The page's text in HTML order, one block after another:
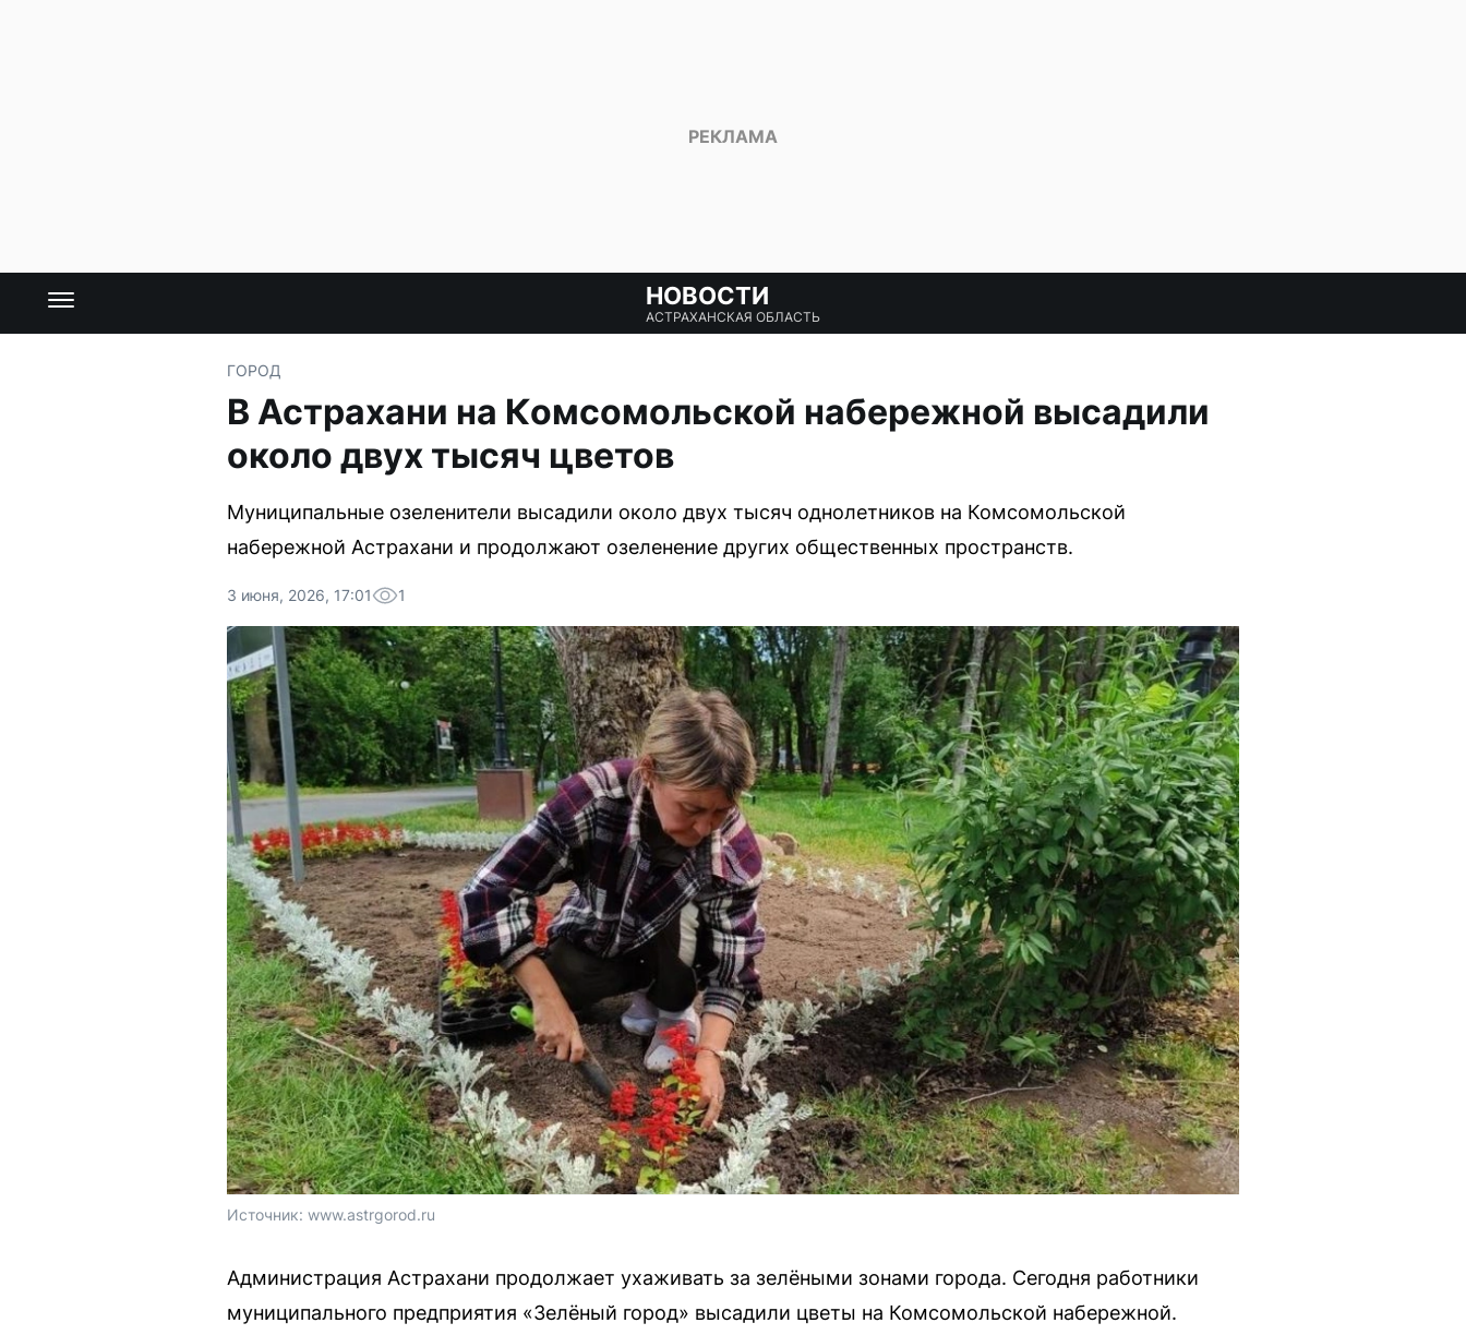
НОВОСТИ
АСТРАХАНСКАЯ ОБЛАСТЬ
ГОРОД
В Астрахани на Комсомольской набережной высадили
около двух тысяч цветов
Муниципальные озеленители высадили около двух тысяч однолетников на Комсомольской
набережной Астрахани и продолжают озеленение других общественных пространств.
3 июня, 2026, 17:01 1
Источник: www.astrgorod.ru
Администрация Астрахани продолжает ухаживать за зелёными зонами города. Сегодня работники
муниципального предприятия «Зелёный город» высадили цветы на Комсомольской набережной.